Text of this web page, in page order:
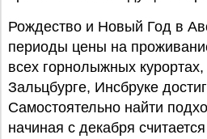
Рождество и Новый Год в
периоды цены на
всех горнолыжных
Зальцбурге, Инсбруке
Самостоятельно найти
начиная с декабря